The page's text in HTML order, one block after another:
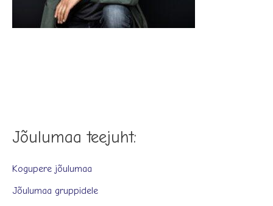
Jõulumaa teejuht:
Kogupere jõulumaa
Jõulumaa gruppidele